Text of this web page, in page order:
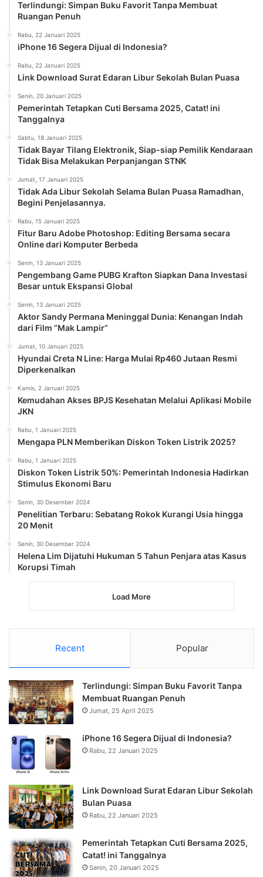
Terlindungi: Simpan Buku Favorit Tanpa Membuat
Ruangan Penuh
Rabu, 22 Januari 2025
iPhone 16 Segera Dijual di Indonesia?
Rabu, 22 Januari 2025
Link Download Surat Edaran Libur Sekolah Bulan Puasa
Senin, 20 Januari 2025
Pemerintah Tetapkan Cuti Bersama 2025, Catat! ini
Tanggalnya
Sabtu, 18 Januari 2025
Tidak Bayar Tilang Elektronik, Siap-siap Pemilik Kendaraan
Tidak Bisa Melakukan Perpanjangan STNK
Jumat, 17 Januari 2025
Tidak Ada Libur Sekolah Selama Bulan Puasa Ramadhan,
Begini Penjelasannya.
Rabu, 15 Januari 2025
Fitur Baru Adobe Photoshop: Editing Bersama secara
Online dari Komputer Berbeda
Senin, 13 Januari 2025
Pengembang Game PUBG Krafton Siapkan Dana Investasi
Besar untuk Ekspansi Global
Senin, 13 Januari 2025
Aktor Sandy Permana Meninggal Dunia: Kenangan Indah
dari Film “Mak Lampir”
Jumat, 10 Januari 2025
Hyundai Creta N Line: Harga Mulai Rp460 Jutaan Resmi
Diperkenalkan
Kamis, 2 Januari 2025
Kemudahan Akses BPJS Kesehatan Melalui Aplikasi Mobile
JKN
Rabu, 1 Januari 2025
Mengapa PLN Memberikan Diskon Token Listrik 2025?
Rabu, 1 Januari 2025
Diskon Token Listrik 50%: Pemerintah Indonesia Hadirkan
Stimulus Ekonomi Baru
Senin, 30 Desember 2024
Penelitian Terbaru: Sebatang Rokok Kurangi Usia hingga
20 Menit
Senin, 30 Desember 2024
Helena Lim Dijatuhi Hukuman 5 Tahun Penjara atas Kasus
Korupsi Timah
Load More
Recent Popular
Terlindungi: Simpan Buku Favorit Tanpa
Membuat Ruangan Penuh
Jumat, 25 April 2025
iPhone 16 Segera Dijual di Indonesia?
Rabu, 22 Januari 2025
Link Download Surat Edaran Libur Sekolah
Bulan Puasa
Rabu, 22 Januari 2025
Pemerintah Tetapkan Cuti Bersama 2025,
Catat! ini Tanggalnya
Senin, 20 Januari 2025